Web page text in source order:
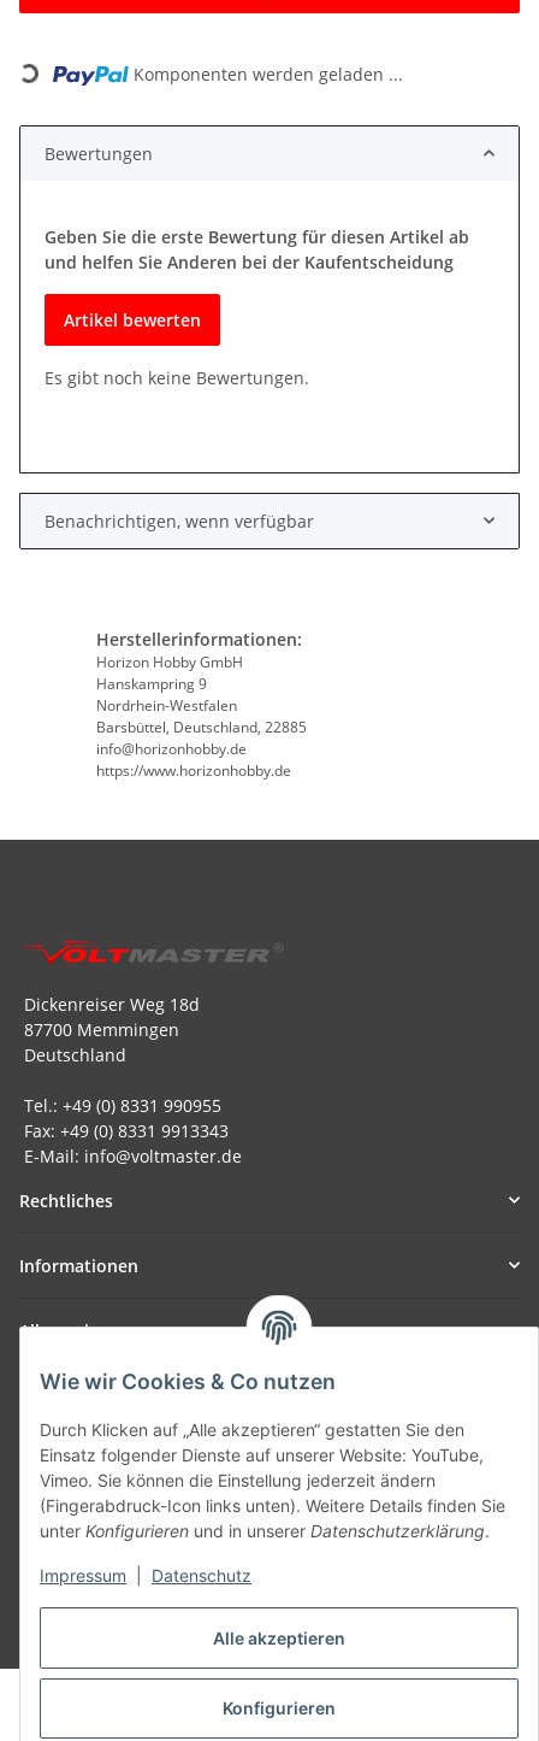
Alle akzeptieren
Konfigurieren
Wie wir Cookies & Co nutzen
Durch Klicken auf „Alle akzeptieren“ gestatten Sie den
Einsatz folgender Dienste auf unserer Website: YouTube,
Vimeo. Sie können die Einstellung jederzeit ändern
(Fingerabdruck-Icon links unten). Weitere Details finden Sie
unter Konfigurieren und in unserer Datenschutzerklärung.
Impressum Datenschutz
Loading... Komponenten werden geladen ...
Bewertungen
Geben Sie die erste Bewertung für diesen Artikel ab
und helfen Sie Anderen bei der Kaufentscheidung
Artikel bewerten
Es gibt noch keine Bewertungen.
Benachrichtigen, wenn verfügbar
Herstellerinformationen:
Horizon Hobby GmbH
Hanskampring 9
Nordrhein-Westfalen
Barsbüttel, Deutschland, 22885
info@horizonhobby.de
https://www.horizonhobby.de
Dickenreiser Weg 18d
87700 Memmingen
Deutschland
Tel.: +49 (0) 8331 990955
Fax: +49 (0) 8331 9913343
E-Mail: info@voltmaster.de
Rechtliches
Informationen
Allgemein
Teil unseres Netzwerks:
SmoliTec - Safety. Simplified. Worldwide. ( B2B Shop )
Vertrag widerrufen
* Alle Preise inkl. gesetzlicher USt., zzgl.Versand
© voltmaster.de
Powered byJTL-Shop